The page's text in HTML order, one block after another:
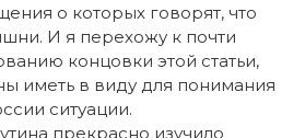
о которых говорят, что
И я перехожу к почти
концовки этой статьи,
иметь в виду для понимания
ситуации.
прекрасно изучило